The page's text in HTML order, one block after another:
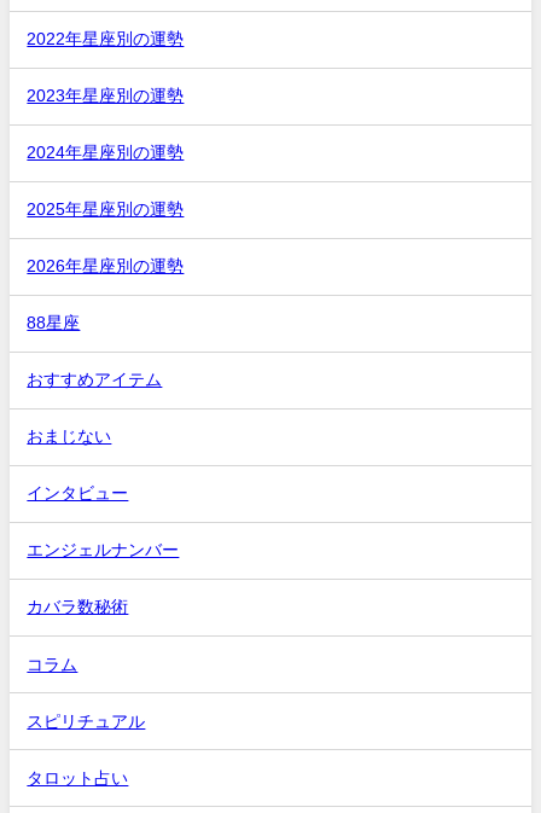
2022年星座別の運勢
2023年星座別の運勢
2024年星座別の運勢
2025年星座別の運勢
2026年星座別の運勢
88星座
おすすめアイテム
おまじない
インタビュー
エンジェルナンバー
カバラ数秘術
コラム
スピリチュアル
タロット占い